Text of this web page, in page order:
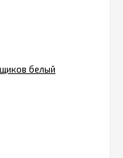
белый